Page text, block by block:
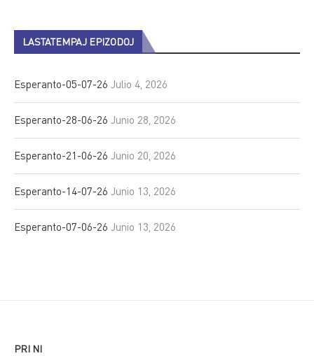
LASTATEMPAJ EPIZODOJ
Esperanto-05-07-26 Julio 4, 2026
Esperanto-28-06-26 Junio 28, 2026
Esperanto-21-06-26 Junio 20, 2026
Esperanto-14-07-26 Junio 13, 2026
Esperanto-07-06-26 Junio 13, 2026
PRI NI